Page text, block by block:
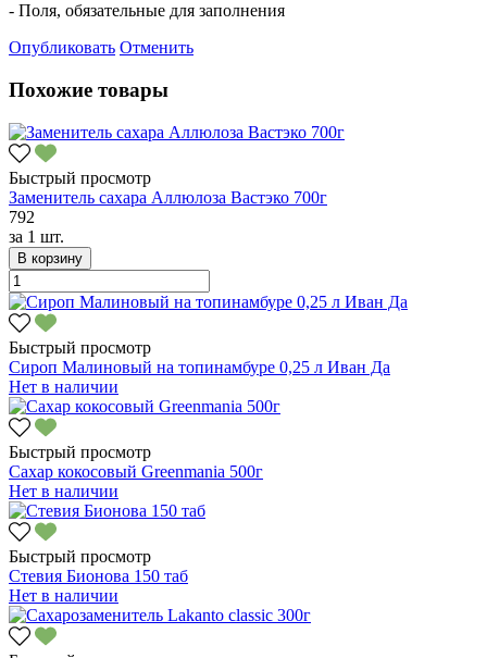
- Поля, обязательные для заполнения
Опубликовать Отменить
Похожие товары
Быстрый просмотр
Заменитель сахара Аллюлоза Вастэко 700г
792
за 1 шт.
В корзину
Быстрый просмотр
Сироп Малиновый на топинамбуре 0,25 л Иван Да
Нет в наличии
Быстрый просмотр
Сахар кокосовый Greenmania 500г
Нет в наличии
Быстрый просмотр
Стевия Бионова 150 таб
Нет в наличии